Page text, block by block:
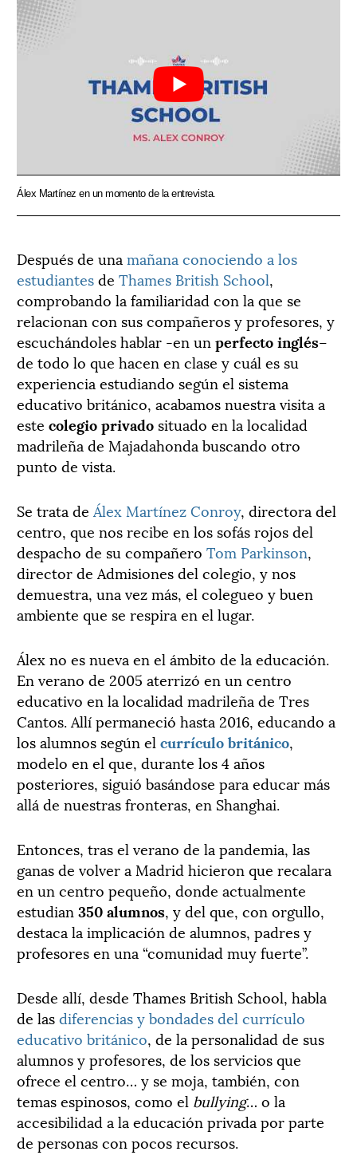
Álex Martínez en un momento de la entrevista.
Después de una mañana conociendo a los
estudiantesde Thames British School,
comprobando la familiaridad con la que se
relacionan con sus compañeros y profesores, y
escuchándoles hablar -en un perfecto inglés–
de todo lo que hacen en clase y cuál es su
experiencia estudiando según el sistema
educativo británico, acabamos nuestra visita a
este colegio privado situado en la localidad
madrileña de Majadahonda buscando otro
punto de vista.
Se trata de Álex Martínez Conroy, directora del
centro, que nos recibe en los sofás rojos del
despacho de su compañero Tom Parkinson,
director de Admisiones del colegio, y nos
demuestra, una vez más, el colegueo y buen
ambiente que se respira en el lugar.
Álex no es nueva en el ámbito de la educación.
En verano de 2005 aterrizó en un centro
educativo en la localidad madrileña de Tres
Cantos. Allí permaneció hasta 2016, educando a
los alumnos según el currículo británico,
modelo en el que, durante los 4 años
posteriores, siguió basándose para educar más
allá de nuestras fronteras, en Shanghai.
Entonces, tras el verano de la pandemia, las
ganas de volver a Madrid hicieron que recalara
en un centro pequeño, donde actualmente
estudian 350 alumnos, y del que, con orgullo,
destaca la implicación de alumnos, padres y
profesores en una “comunidad muy fuerte”.
Desde allí, desde Thames British School, habla
de lasdiferencias y bondades del currículo
educativo británico, de la personalidad de sus
alumnos y profesores, de los servicios que
ofrece el centro… y se moja, también, con
temas espinosos, como el bullying… o la
accesibilidad a la educación privada por parte
de personas con pocos recursos.